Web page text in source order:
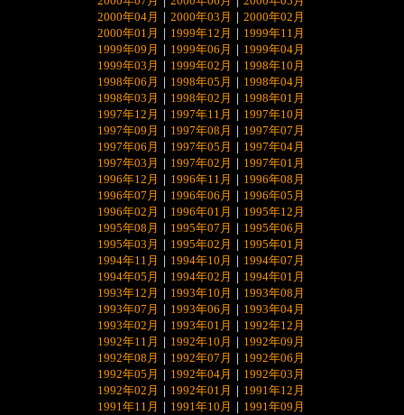
2000年04月 ｜ 2000年03月 ｜ 2000年02月
2000年01月 ｜ 1999年12月 ｜ 1999年11月
1999年09月 ｜ 1999年06月 ｜ 1999年04月
1999年03月 ｜ 1999年02月 ｜ 1998年10月
1998年06月 ｜ 1998年05月 ｜ 1998年04月
1998年03月 ｜ 1998年02月 ｜ 1998年01月
1997年12月 ｜ 1997年11月 ｜ 1997年10月
1997年09月 ｜ 1997年08月 ｜ 1997年07月
1997年06月 ｜ 1997年05月 ｜ 1997年04月
1997年03月 ｜ 1997年02月 ｜ 1997年01月
1996年12月 ｜ 1996年11月 ｜ 1996年08月
1996年07月 ｜ 1996年06月 ｜ 1996年05月
1996年02月 ｜ 1996年01月 ｜ 1995年12月
1995年08月 ｜ 1995年07月 ｜ 1995年06月
1995年03月 ｜ 1995年02月 ｜ 1995年01月
1994年11月 ｜ 1994年10月 ｜ 1994年07月
1994年05月 ｜ 1994年02月 ｜ 1994年01月
1993年12月 ｜ 1993年10月 ｜ 1993年08月
1993年07月 ｜ 1993年06月 ｜ 1993年04月
1993年02月 ｜ 1993年01月 ｜ 1992年12月
1992年11月 ｜ 1992年10月 ｜ 1992年09月
1992年08月 ｜ 1992年07月 ｜ 1992年06月
1992年05月 ｜ 1992年04月 ｜ 1992年03月
1992年02月 ｜ 1992年01月 ｜ 1991年12月
1991年11月 ｜ 1991年10月 ｜ 1991年09月